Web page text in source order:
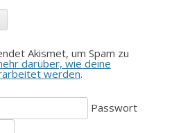
Akismet, um Spam zu
darüber, wie deine
werden.
Passwort